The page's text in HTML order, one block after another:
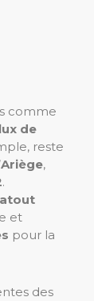
comme
de
reste
Ariège,
.
atout
et
pour la
des